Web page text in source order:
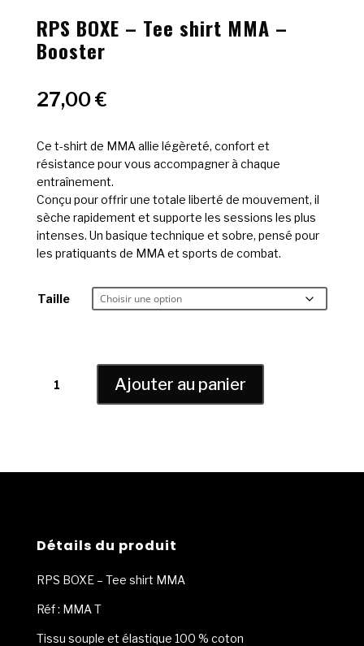
RPS BOXE – Tee shirt MMA –
Booster
27,00€
Ce t-shirt de MMA allie légèreté, confort et
résistance pour vous accompagner à chaque
entraînement.
Conçu pour offrir une totale liberté de mouvement, il
sèche rapidement et supporte les sessions les plus
intenses. Un basique technique et sobre, pensé pour
les pratiquants de MMA et sports de combat.
Taille
Booster
Ajouter au panier
Détails du produit
RPS BOXE – Tee shirt MMA
Réf : MMA T
Tissu souple et élastique 100 % coton